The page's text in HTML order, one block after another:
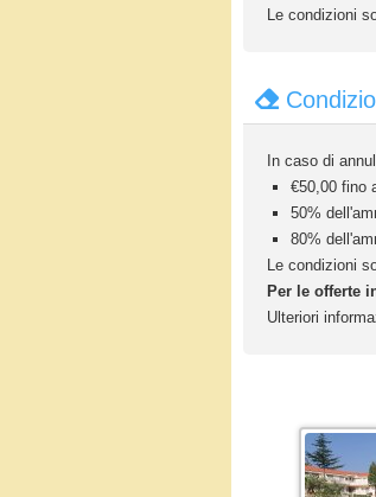
Le condizioni
In caso di
€50,00 fino
50%
80%
Le condizioni
Per le offerte
Ulteriori